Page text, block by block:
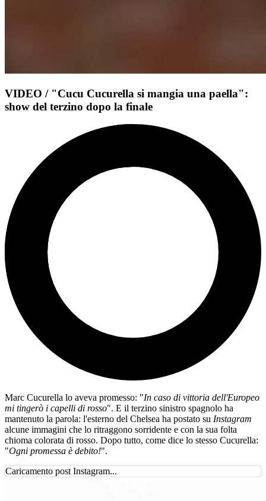
VIDEO / "Cucu Cucurella si mangia una paella":
show del terzino dopo la finale
Marc Cucurella lo aveva promesso: "In caso di vittoria dell'Europeo
mi tingerò i capelli di rosso". E il terzino sinistro spagnolo ha
mantenuto la parola: l'esterno del Chelsea ha postato su Instagram
alcune immagini che lo ritraggono sorridente e con la sua folta
chioma colorata di rosso. Dopo tutto, come dice lo stesso Cucurella:
"Ogni promessa è debito!".
Caricamento post Instagram...